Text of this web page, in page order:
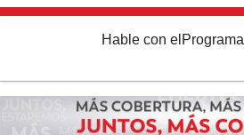
Hable con el Programa